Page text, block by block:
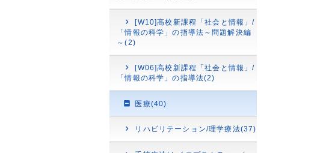
[W10]高校新課程「社会と情報」/
「情報の科学」の指導法～問題解決編
～(2)
[W06]高校新課程「社会と情報」/
「情報の科学」の指導法(2)
医療(40)
リハビリテーション/理学療法(37)